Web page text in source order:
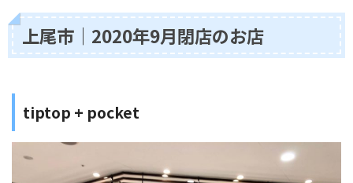
上尾市｜2020年9月閉店のお店
tiptop + pocket